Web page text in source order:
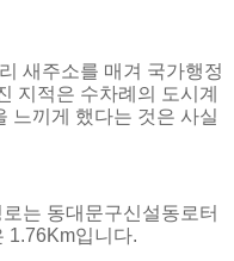
새주소를 매겨 국가행정
지적은 수차례의 도시계
느끼게 했다는 것은 사실
는 동대문구신설동로터
1.76Km입니다.